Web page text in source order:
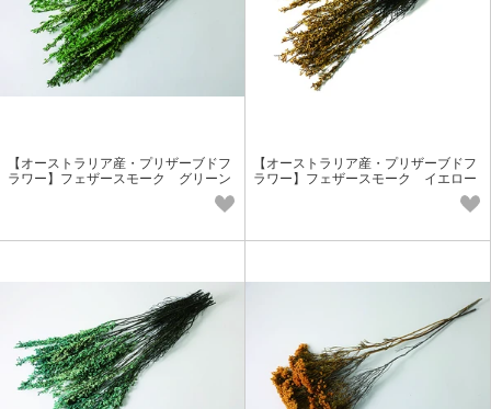
【オーストラリア産・プリザーブドフ
ラワー】フェザースモーク グリーン
【オーストラリア産・プリザーブドフ
ラワー】フェザースモーク イエロー